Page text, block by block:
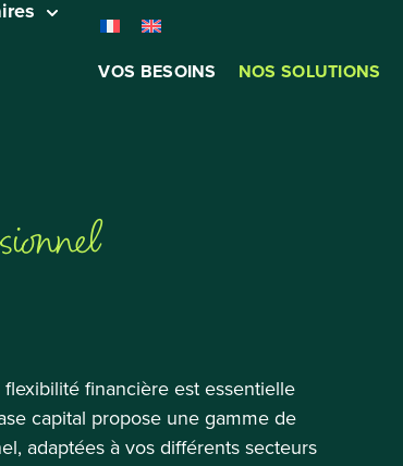
VOS BESOINS NOS SOLUTIONS
financière est essentielle
capital propose une gamme de
adaptées à vos différents secteurs